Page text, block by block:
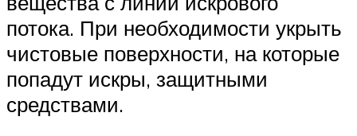
потока. При необходимости укрыть
чистовые поверхности, на которые
попадут искры, защитными
средствами.